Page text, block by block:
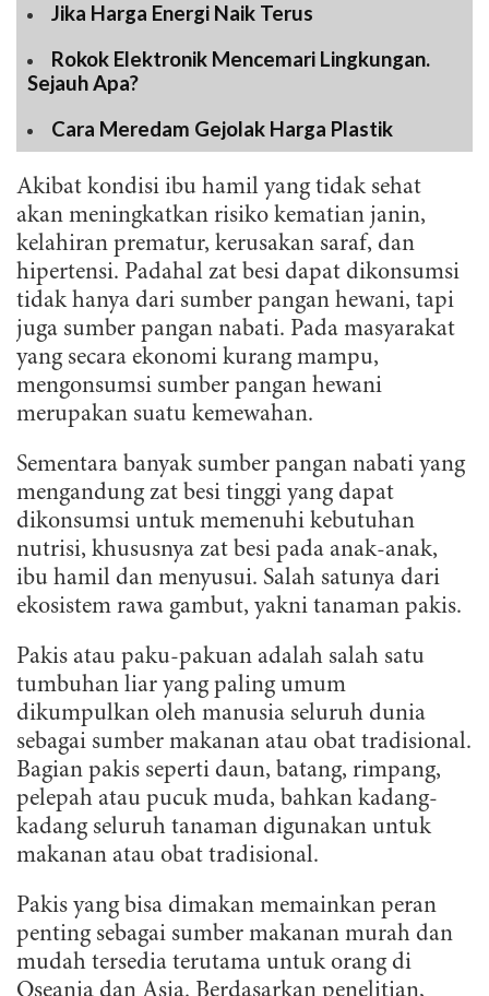
Jika Harga Energi Naik Terus
Rokok Elektronik Mencemari Lingkungan.
Sejauh Apa?
Cara Meredam Gejolak Harga Plastik
Akibat kondisi ibu hamil yang tidak sehat
akan meningkatkan risiko kematian janin,
kelahiran prematur, kerusakan saraf, dan
hipertensi. Padahal zat besi dapat dikonsumsi
tidak hanya dari sumber pangan hewani, tapi
juga sumber pangan nabati. Pada masyarakat
yang secara ekonomi kurang mampu,
mengonsumsi sumber pangan hewani
merupakan suatu kemewahan.
Sementara banyak sumber pangan nabati yang
mengandung zat besi tinggi yang dapat
dikonsumsi untuk memenuhi kebutuhan
nutrisi, khususnya zat besi pada anak-anak,
ibu hamil dan menyusui. Salah satunya dari
ekosistem rawa gambut, yakni tanaman pakis.
Pakis atau paku-pakuan adalah salah satu
tumbuhan liar yang paling umum
dikumpulkan oleh manusia seluruh dunia
sebagai sumber makanan atau obat tradisional.
Bagian pakis seperti daun, batang, rimpang,
pelepah atau pucuk muda, bahkan kadang-
kadang seluruh tanaman digunakan untuk
makanan atau obat tradisional.
Pakis yang bisa dimakan memainkan peran
penting sebagai sumber makanan murah dan
mudah tersedia terutama untuk orang di